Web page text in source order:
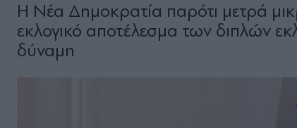
Η Νέα Δημοκρατία παρότι μετρά
εκλογικό αποτέλεσμα των διπλών
δύναμη